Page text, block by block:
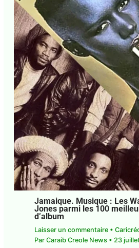
Jamaique. Musique : Les
Grace Jones parmi les 100
pochettes d’album
Laisser un commentaire •
J'acceptel'accord de